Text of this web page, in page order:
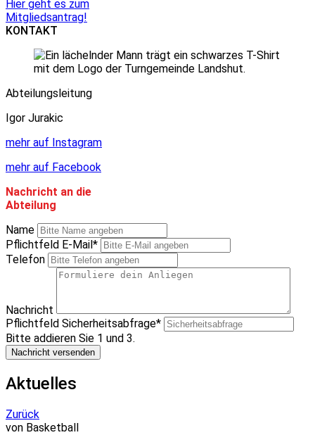
Hier geht es zum
Mitgliedsantrag!
KONTAKT
Abteilungsleitung
Igor Jurakic
mehr auf Instagram
mehr auf Facebook
Nachricht an die
Abteilung
Name
Pflichtfeld E-Mail*
Telefon
Nachricht
Pflichtfeld Sicherheitsabfrage*
Bitte addieren Sie 1 und 3.
Nachricht versenden
Aktuelles
Zurück
von Basketball